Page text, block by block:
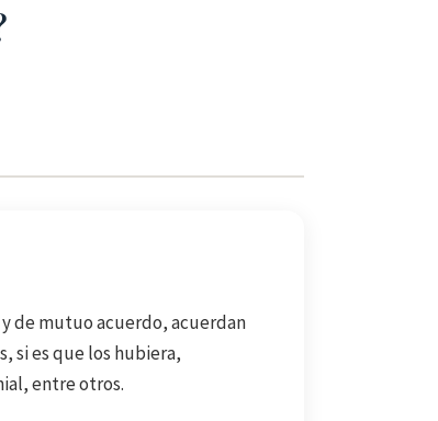
de mutuo acuerdo, acuerdan
si es que los hubiera,
entre otros.